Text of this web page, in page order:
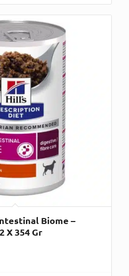
Biome –
X 354 Gr